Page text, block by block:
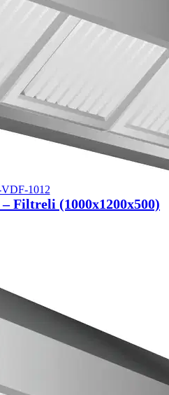
1012
Filtreli (1000x1200x500)